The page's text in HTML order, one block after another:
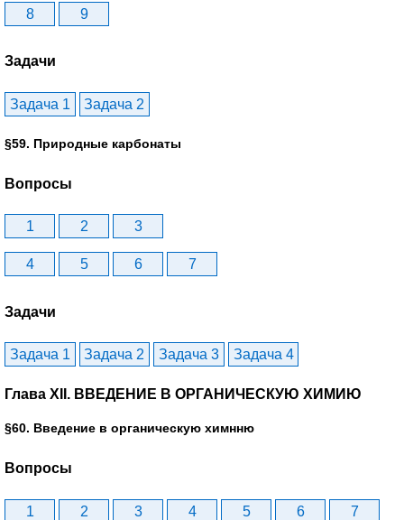
8
9
Задачи
Задача 1 Задача 2
§59. Природные карбонаты
Вопросы
1 2 3
4 5 6 7
Задачи
Задача 1 Задача 2 Задача 3 Задача 4
Глава XII. ВВЕДЕНИЕ В ОРГАНИЧЕСКУЮ ХИМИЮ
§60. Введение в органическую химнню
Вопросы
1 2 3 4 5 6
7